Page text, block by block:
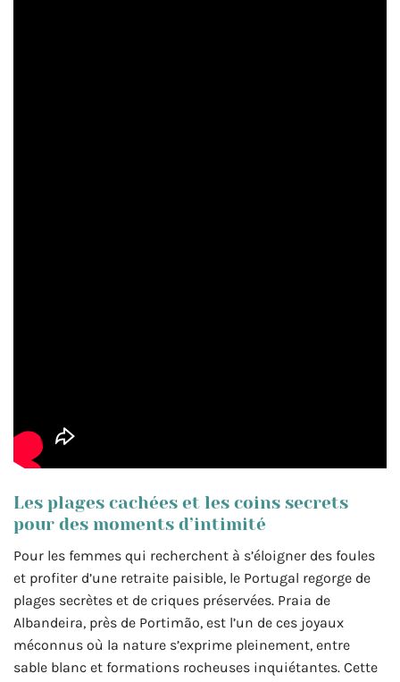
Les plages cachées et les coins secrets
pour des moments d’intimité
Pour les femmes qui recherchent à s’éloigner des foules
et profiter d’une retraite paisible, le Portugal regorge de
plages secrètes et de criques préservées. Praia de
Albandeira, près de Portimão, est l’un de ces joyaux
méconnus où la nature s’exprime pleinement, entre
sable blanc et formations rocheuses inquiétantes. Cette